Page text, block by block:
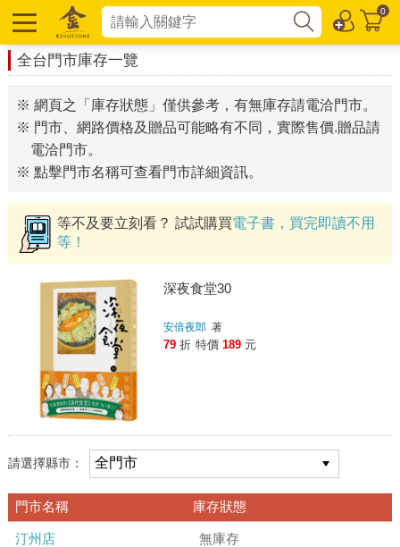
0
全台門市庫存一覽
※ 網頁之「庫存狀態」僅供參考，有無庫存請電洽門市。
※ 門市、網路價格及贈品可能略有不同，實際售價.贈品請
電洽門市。
※ 點擊門市名稱可查看門市詳細資訊。
等不及要立刻看？ 試試購買電子書，買完即讀不用
等！
深夜食堂30
安倍夜郎 著
79 折 特價 189 元
請選擇縣市：
門市名稱 庫存狀態
汀州店 無庫存